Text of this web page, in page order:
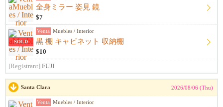
全身ミラー 姿見 鏡
$7
SOLD
Venta Muebles / Interior
黒 棚 キャビネット 収納棚
$10
[Registrant] FUJI
Santa Clara 2026/08/06 (Thu)
Venta Muebles / Interior